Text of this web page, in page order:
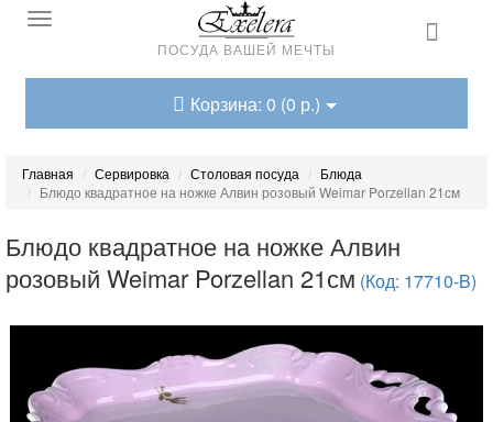
ПОСУДА ВАШЕЙ МЕЧТЫ
Корзина: 0 (0 р.)
Главная Сервировка Столовая посуда
Блюда
Блюдо квадратное на ножке Алвин розовый Weimar Porzellan 21см
Блюдо квадратное на ножке Алвин
розовый Weimar Porzellan 21см (Код: 17710-B)